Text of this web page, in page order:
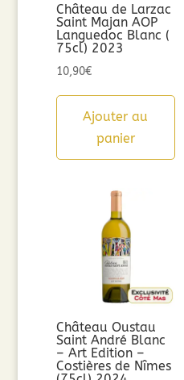
Château de Larzac
Saint Majan AOP
Languedoc Blanc (
75cl) 2023
10,90€
Ajouter au
panier
Château Oustau
Saint André Blanc
– Art Edition –
Costières de Nîmes